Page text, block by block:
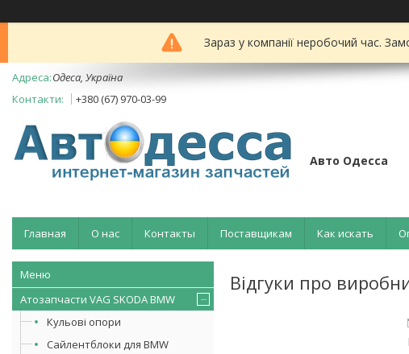
Зараз у компанії неробочий час.
Одеса, Україна
+380 (67) 970-03-99
Авто Одесса
Главная О нас Контакты Поставщикам Как искать
Атозапчасти VAG SKODA BMW
Кульові опори
Сайлентблоки для BMW
Відгуки про